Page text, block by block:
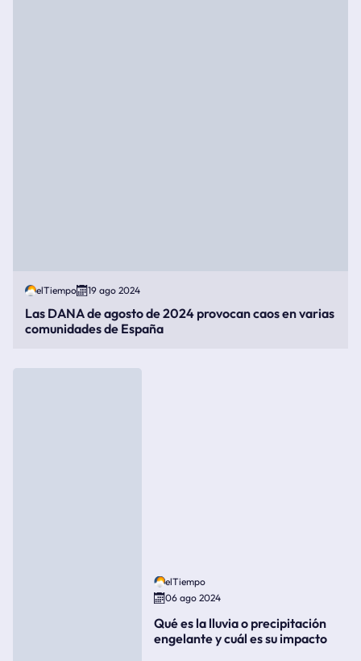
elTiempo 19 ago 2024
Las DANA de agosto de 2024 provocan caos en varias
comunidades de España
elTiempo
06 ago 2024
Qué es la lluvia o precipitación
engelante y cuál es su impacto